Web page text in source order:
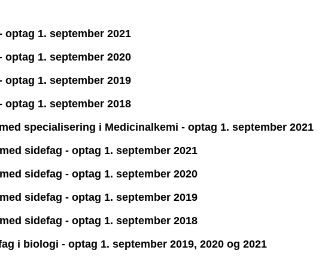
1. september 2021
1. september 2020
1. september 2019
1. september 2018
specialisering i Medicinalkemi - optag 1. september 2021
sidefag - optag 1. september 2021
sidefag - optag 1. september 2020
sidefag - optag 1. september 2019
sidefag - optag 1. september 2018
i biologi - optag 1. september 2019, 2020 og 2021